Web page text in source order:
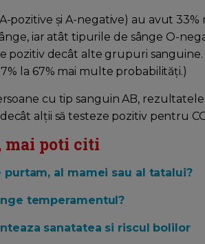
pozitive și A-negative) au avut
iar atât tipurile de sânge O-
pozitiv decât alte grupuri sanguine.
la 67% mai multe probabilități.)
cu tip sanguin AB,
alții să testeze pozitiv pentru
mai poti citi
al mamei sau al tatalui?
temperamentul?
sanatatea si riscul bolilor